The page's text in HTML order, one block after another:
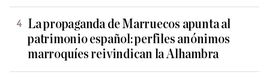
La propaganda de Marruecos apunta al
patrimonio español: perfiles anónimos
marroquíes reivindican la Alhambra